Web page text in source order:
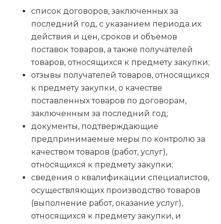
список договоров, заключенных за
последний год, с указанием периода их
действия и цен, сроков и объемов
поставок товаров, а также получателей
товаров, относящихся к предмету закупки;
отзывы получателей товаров, относящихся
к предмету закупки, о качестве
поставленных товаров по договорам,
заключенным за последний год;
документы, подтверждающие
предпринимаемые меры по контролю за
качеством товаров (работ, услуг),
относящихся к предмету закупки;
сведения о квалификации специалистов,
осуществляющих производство товаров
(выполнение работ, оказание услуг),
относящихся к предмету закупки, и